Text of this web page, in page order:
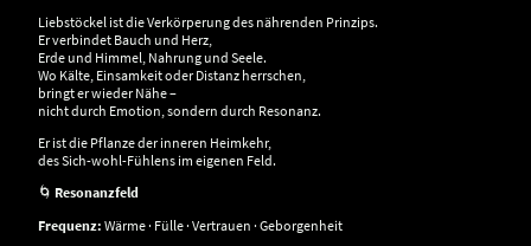
Liebstöckel ist die Verkörperung des nährenden Prinzips.
Er verbindet Bauch und Herz,
Erde und Himmel, Nahrung und Seele.
Wo Kälte, Einsamkeit oder Distanz herrschen,
bringt er wieder Nähe –
nicht durch Emotion, sondern durch Resonanz.
Er ist die Pflanze der inneren Heimkehr,
des Sich-wohl-Fühlens im eigenen Feld.
🌀 Resonanzfeld
Frequenz: Wärme · Fülle · Vertrauen · Geborgenheit